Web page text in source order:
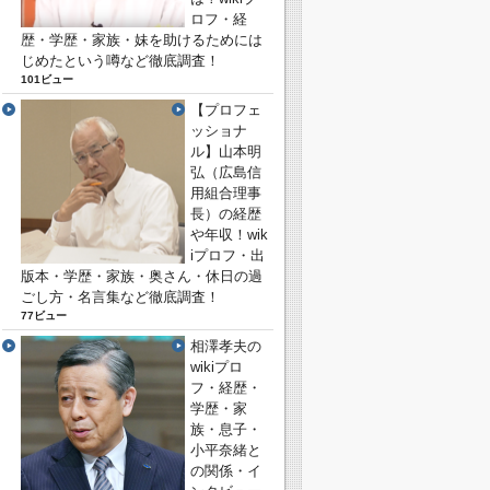
ロフ・経
歴・学歴・家族・妹を助けるためには
じめたという噂など徹底調査！
101ビュー
【プロフェ
ッショナ
ル】山本明
弘（広島信
用組合理事
長）の経歴
や年収！wik
iプロフ・出
版本・学歴・家族・奥さん・休日の過
ごし方・名言集など徹底調査！
77ビュー
相澤孝夫の
wikiプロ
フ・経歴・
学歴・家
族・息子・
小平奈緒と
の関係・イ